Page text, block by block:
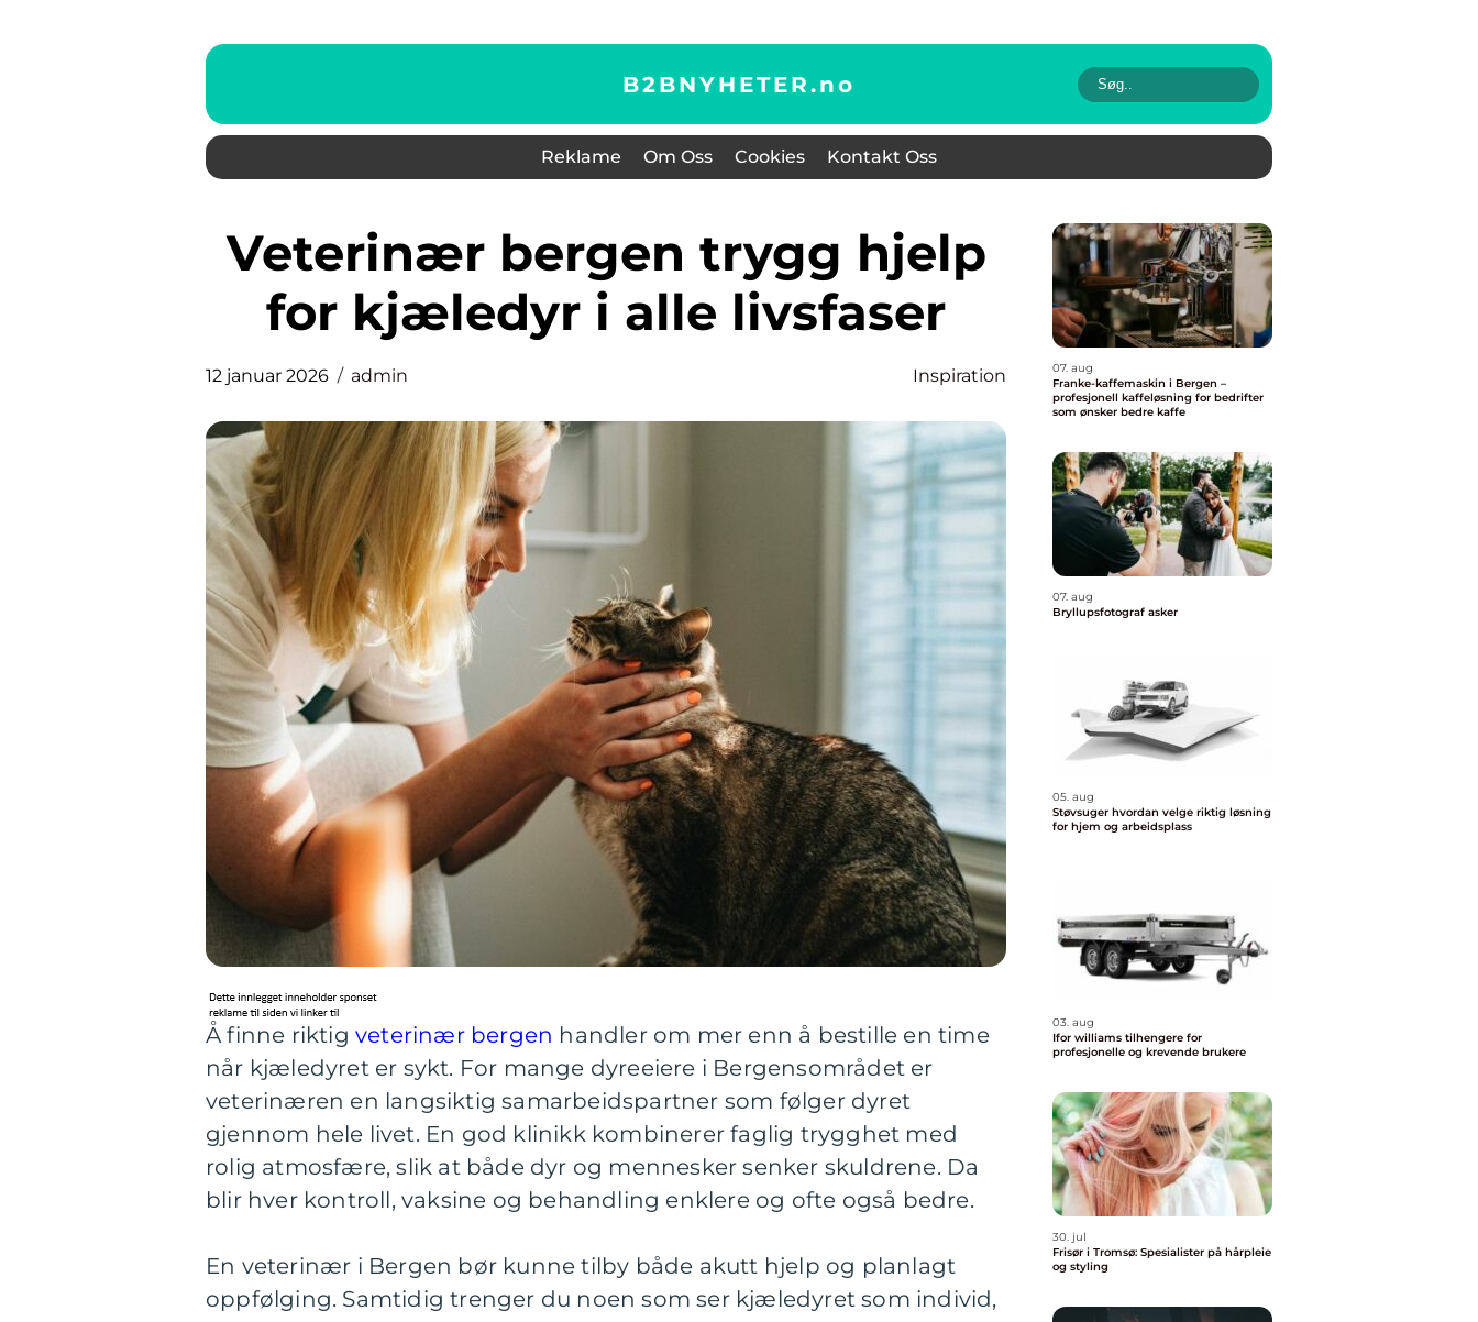
B2BNYHETER.no
Reklame Om Oss Cookies Kontakt Oss
Veterinær bergen trygg hjelp
for kjæledyr i alle livsfaser
12 januar 2026 admin Inspiration
Å finne riktig veterinær bergen handler om mer enn å bestille en time
når kjæledyret er sykt. For mange dyreeiere i Bergensområdet er
veterinæren en langsiktig samarbeidspartner som følger dyret
gjennom hele livet. En god klinikk kombinerer faglig trygghet med
rolig atmosfære, slik at både dyr og mennesker senker skuldrene. Da
blir hver kontroll, vaksine og behandling enklere og ofte også bedre.
En veterinær i Bergen bør kunne tilby både akutt hjelp og planlagt
oppfølging. Samtidig trenger du noen som ser kjæledyret som individ,
07. aug
Franke-kaffemaskin i Bergen –
profesjonell kaffeløsning for bedrifter
som ønsker bedre kaffe
07. aug
Bryllupsfotograf asker
05. aug
Støvsuger hvordan velge riktig løsning
for hjem og arbeidsplass
03. aug
Ifor williams tilhengere for
profesjonelle og krevende brukere
30. jul
Frisør i Tromsø: Spesialister på hårpleie
og styling